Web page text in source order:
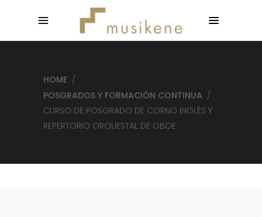
HOME /
POSGRADOS Y FORMACIÓN CONTINUA /
CURSO DE POSGRADO DE CORNO INGLÉS Y
REPERTORIO ORQUESTAL DE OBOE